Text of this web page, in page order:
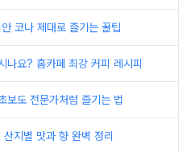
코나 제대로 즐기는 꿀팁
나요? 홈카페 최강 커피 레시피
보도 전문가처럼 즐기는 법
지별 맛과 향 완벽 정리